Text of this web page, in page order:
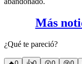
Más
¿Qué te pareció?